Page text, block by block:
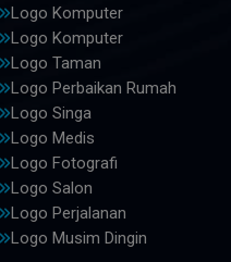
Logo Komputer
Logo Komputer
Logo Taman
Logo Perbaikan Rumah
Logo Singa
Logo Medis
Logo Fotografi
Logo Salon
Logo Perjalanan
Logo Musim Dingin